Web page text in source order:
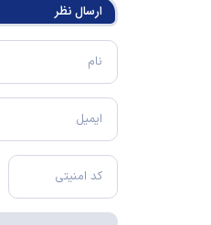
ارسال‌ نظر